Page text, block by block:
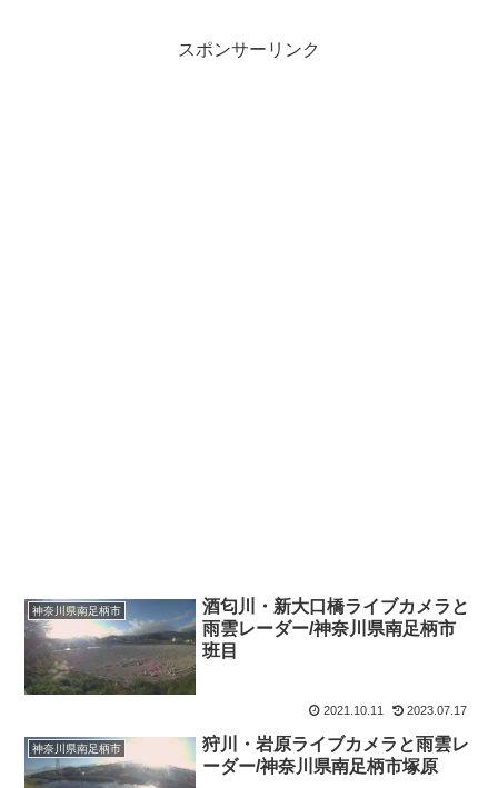
スポンサーリンク
神奈川県南足柄市
酒匂川・新大口橋ライブカメラと
雨雲レーダー/神奈川県南足柄市
班目
2021.10.11 2023.07.17
神奈川県南足柄市
狩川・岩原ライブカメラと雨雲レ
ーダー/神奈川県南足柄市塚原